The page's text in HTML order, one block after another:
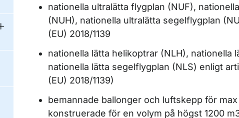
Undermeny för Tillverkning och amatörbyggnad
nationella ultralätta flygplan (NUF),
(NUH), nationella ultralätta segelflygplan
(EU) 2018/1139
nationella lätta helikoptrar (NLH), nationella
nationella lätta segelflygplan (NLS) enligt
(EU) 2018/1139)
bemannade ballonger och luftskepp för
konstruerade för en volym på högst 1200